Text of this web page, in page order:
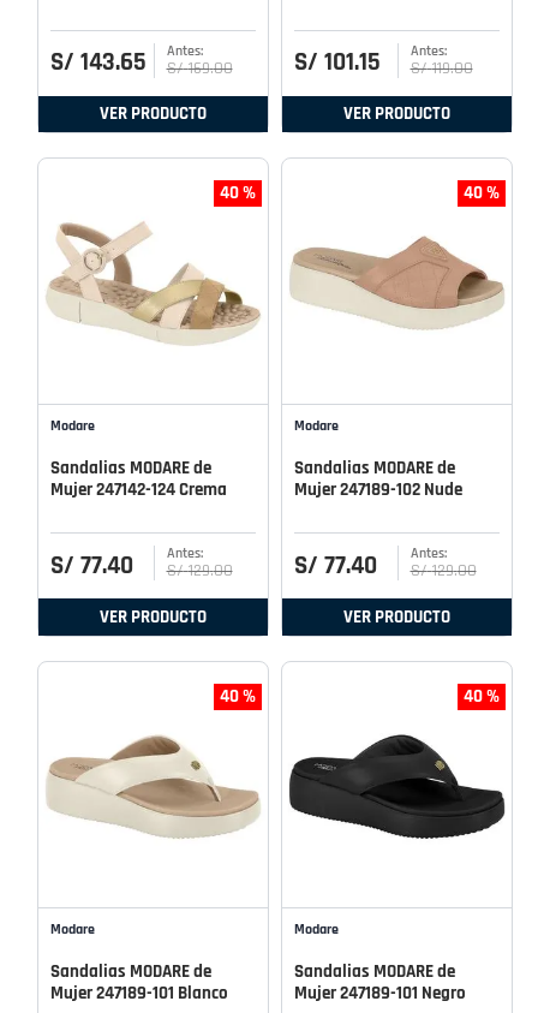
S/ 143.65 S/ 169.00
VER PRODUCTO
S/ 101.15 S/ 119.00
VER PRODUCTO
40 %
Modare
Sandalias MODARE de
Mujer 247142-124 Crema
S/ 77.40 S/ 129.00
VER PRODUCTO
40 %
Modare
Sandalias MODARE de
Mujer 247189-102 Nude
S/ 77.40 S/ 129.00
VER PRODUCTO
40 %
Modare
Sandalias MODARE de
Mujer 247189-101 Blanco
40 %
Modare
Sandalias MODARE de
Mujer 247189-101 Negro